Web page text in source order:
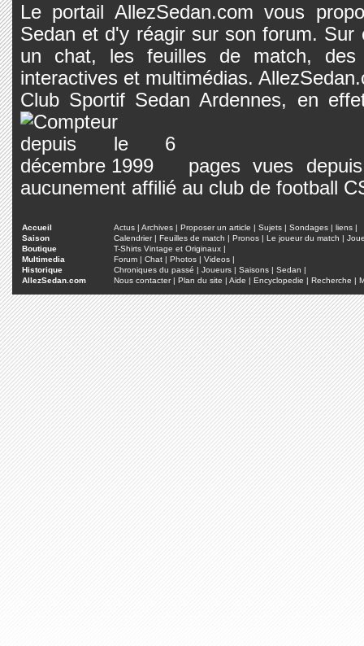
Le portail AllezSedan.com vous
Sedan et d'y réagir sur son forum.
un chat, les feuilles de match, des
interactives et multimédias.
Club Sportif Sedan Ardennes, en
pages vues
aucunement affilié au club de football
Accueil Actus | Archives | Proposer un article | Sujets | Sondages | liens |
Saison
Calendrier| Feuilles de match | Pronos | Le joueur du match |
Boutique
T-Shirts Vintage et Originaux |
Multimedia
Forum | Chat | Photos | Videos |
Historique
Chroniques du passé | Joueurs | Saisons | Sedan |
AllezSedan.com
Nous contacter| Plan du site | Aide | Encyclopedie | Recherche |